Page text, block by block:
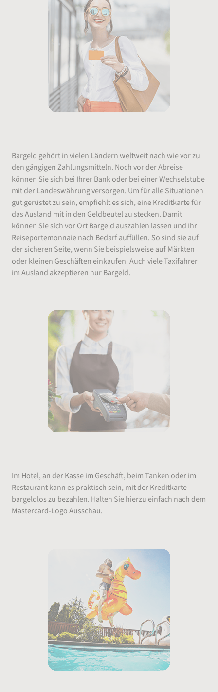
Bargeld gehört in vielen Ländern weltweit nach wie vor zu
den gängigen Zahlungsmitteln. Noch vor der Abreise
können Sie sich bei Ihrer Bank oder bei einer Wechselstube
mit der Landeswährung versorgen. Um für alle Situationen
gut gerüstet zu sein, empfiehlt es sich, eine Kreditkarte für
das Ausland mit in den Geldbeutel zu stecken. Damit
können Sie sich vor Ort Bargeld auszahlen lassen und Ihr
Reiseportemonnaie nach Bedarf auffüllen. So sind sie auf
der sicheren Seite, wenn Sie beispielsweise auf Märkten
oder kleinen Geschäften einkaufen. Auch viele Taxifahrer
im Ausland akzeptieren nur Bargeld.
Im Hotel, an der Kasse im Geschäft, beim Tanken oder im
Restaurant kann es praktisch sein, mit der Kreditkarte
bargeldlos zu bezahlen. Halten Sie hierzu einfach nach dem
Mastercard-Logo Ausschau.